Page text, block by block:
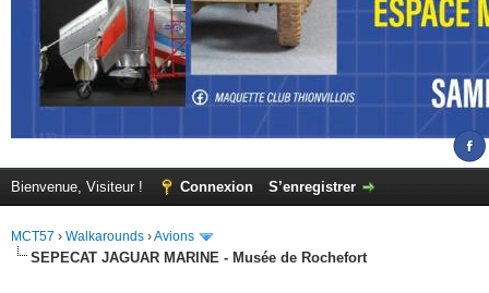
Bienvenue, Visiteur ! Connexion S’enregistrer
MCT57 › Walkarounds ›Avions
SEPECAT JAGUAR MARINE - Musée de Rochefort